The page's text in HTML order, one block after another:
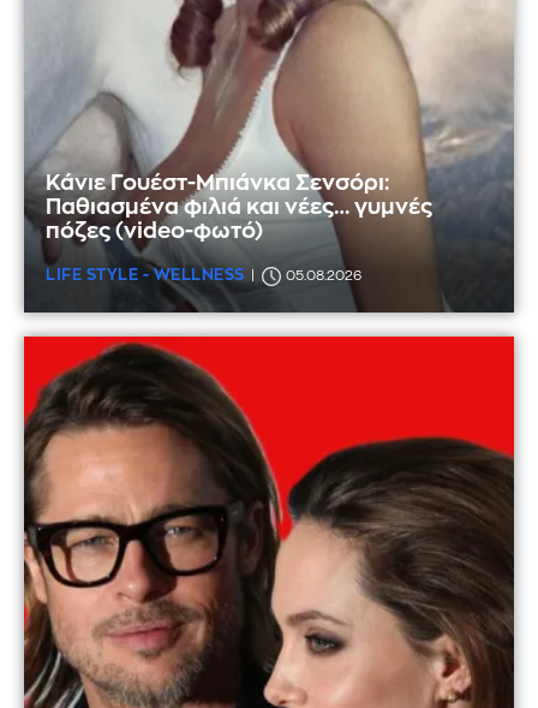
Κάνιε Γουέστ-Μπιάνκα Σενσόρι:
Παθιασμένα φιλιά και νέες… γυμνές
πόζες (video-φωτό)
LIFE STYLE - WELLNESS 05.08.2026